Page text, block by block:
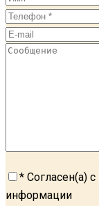
* Согласен(а)
информации